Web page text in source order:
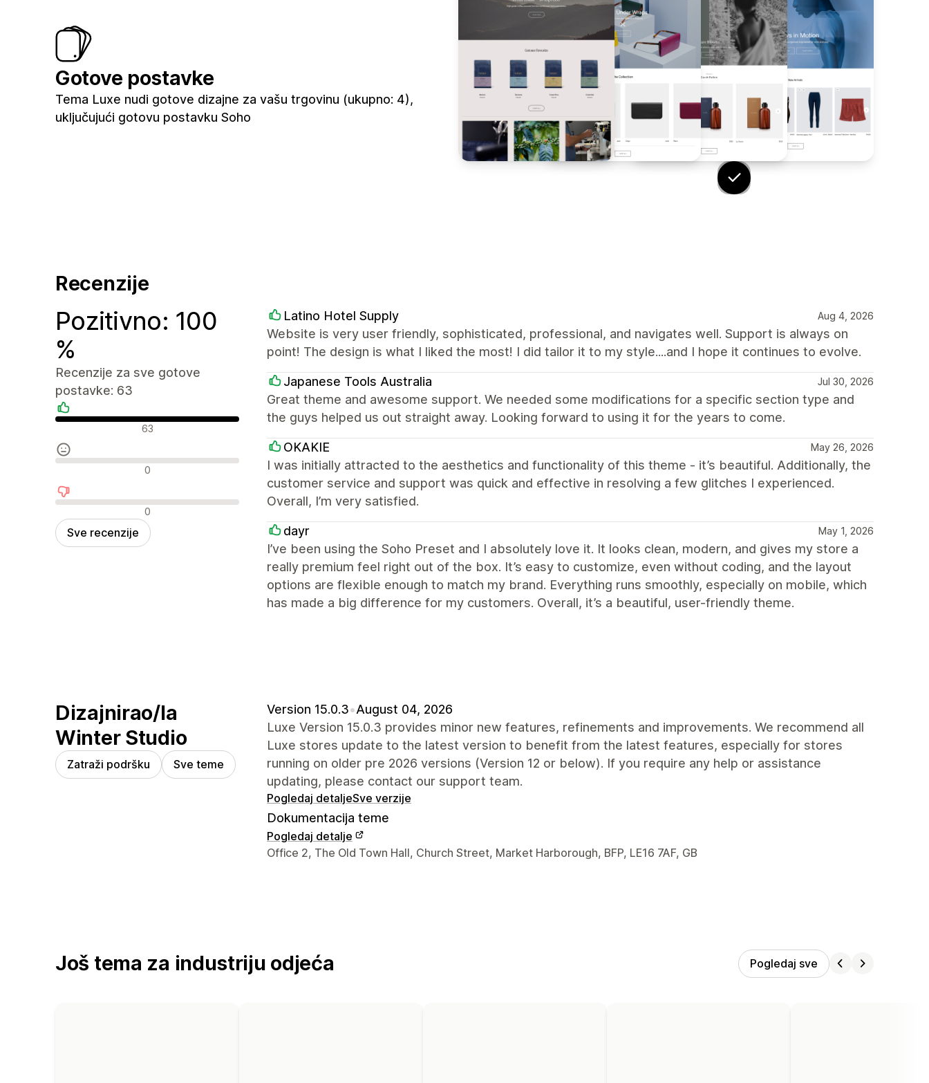
Gotove postavke
Tema Luxe nudi gotove dizajne za vašu trgovinu (ukupno: 4),
uključujući gotovu postavku Soho
Recenzije
Pozitivno: 100
%
Recenzije za sve gotove
postavke: 63
Pozitivne recenzije
63
Neutralne recenzije
0
Negativne recenzije
0
Sve recenzije
Latino Hotel Supply Aug 4, 2026
Website is very user friendly, sophisticated, professional, and navigates well. Support is always on
point! The design is what I liked the most! I did tailor it to my style....and I hope it continues to evolve.
Japanese Tools Australia Jul 30, 2026
Great theme and awesome support. We needed some modifications for a specific section type and
the guys helped us out straight away. Looking forward to using it for the years to come.
OKAKIE May 26, 2026
I was initially attracted to the aesthetics and functionality of this theme - it’s beautiful. Additionally, the
customer service and support was quick and effective in resolving a few glitches I experienced.
Overall, I’m very satisfied.
dayr May 1, 2026
I’ve been using the Soho Preset and I absolutely love it. It looks clean, modern, and gives my store a
really premium feel right out of the box. It’s easy to customize, even without coding, and the layout
options are flexible enough to match my brand. Everything runs smoothly, especially on mobile, which
has made a big difference for my customers. Overall, it’s a beautiful, user-friendly theme.
Dizajnirao/la
Winter Studio
Zatraži podršku Sve teme
Version 15.0.3•August 04, 2026
Luxe Version 15.0.3 provides minor new features, refinements and improvements. We recommend all
Luxe stores update to the latest version to benefit from the latest features, especially for stores
running on older pre 2026 versions (Version 12 or below). If you require any help or assistance
updating, please contact our support team.
Pogledaj detaljeSve verzije
Dokumentacija teme
Pogledaj detalje
Podaci za kontakt dizajnera
Office 2, The Old Town Hall, Church Street, Market Harborough, BFP, LE16 7AF, GB
Još tema za industriju odjeća Pogledaj sve